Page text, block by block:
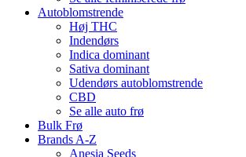
Autoblomstrende
Høj THC
Indendørs
Indica dominant
Sativa dominant
Udendørs autoblomstrende
CBD
Se alle auto frø
Bulk Frø
Brands A-Z
Anesia Seeds